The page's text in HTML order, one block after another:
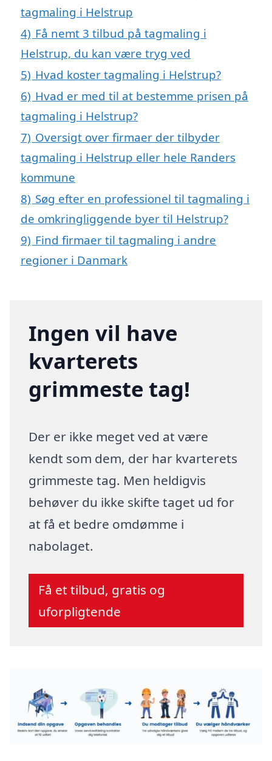
tagmaling i Helstrup
4) Få nemt 3 tilbud på tagmaling i
Helstrup, du kan være tryg ved
5) Hvad koster tagmaling i Helstrup?
6) Hvad er med til at bestemme prisen på
tagmaling i Helstrup?
7) Oversigt over firmaer der tilbyder
tagmaling i Helstrup eller hele Randers
kommune
8) Søg efter en professionel til tagmaling i
de omkringliggende byer til Helstrup?
9) Find firmaer til tagmaling i andre
regioner i Danmark
Ingen vil have
kvarterets
grimmeste tag!
Der er ikke meget ved at være
kendt som dem, der har kvarterets
grimmeste tag. Men heldigvis
behøver du ikke skifte taget ud for
at få et bedre omdømme i
nabolaget.
Få et tilbud, gratis og
uforpligtende